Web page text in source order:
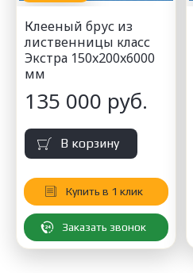
Клееный брус из
лиственницы класс
Экстра 150x200x6000
мм
135 000 руб.
В корзину
Купить в 1 клик
Заказать звонок